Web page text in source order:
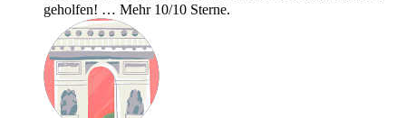
geholfen! … Mehr10/10 Sterne.